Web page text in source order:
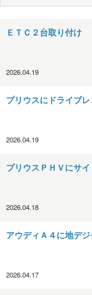
ＥＴＣ２台取り付け
2026.04.19
プリウスにドライブ
2026.04.19
プリウスＰＨＶにサ
2026.04.18
アウディＡ４に地デ
2026.04.17